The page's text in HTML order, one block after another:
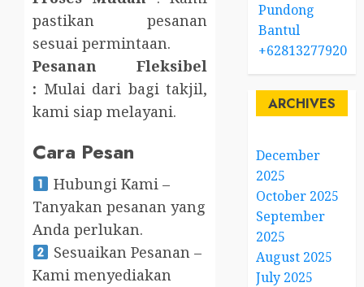
pastikan pesanan
sesuai permintaan.
Pesanan Fleksibel
: Mulai dari bagi takjil,
kami siap melayani.
Cara Pesan
Hubungi Kami –
Tanyakan pesanan yang
Anda perlukan.
Sesuaikan Pesanan –
Kami menyediakan
Pundong
Bantul
+6281327792084
ARCHIVES
December
2025
October 2025
September
2025
August 2025
July 2025